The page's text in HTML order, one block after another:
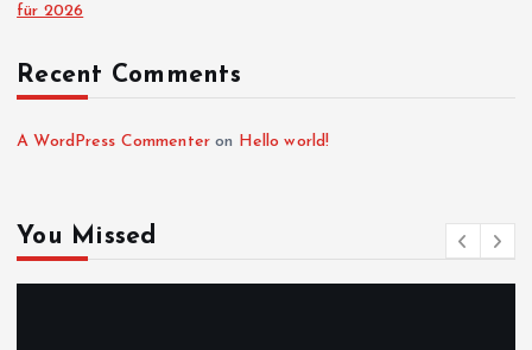
für 2026
Recent Comments
A WordPress Commenter on Hello world!
You Missed